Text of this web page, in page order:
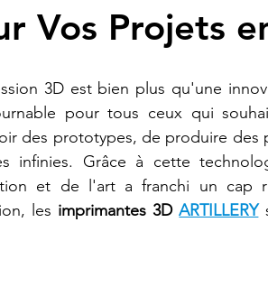
Comment etre visible sur google
K2 plus combo Imprimante 3d prix
i7 Color Combo SNAPMAKER U1
Vos Projets
3D est bien plus qu'une
pour tous ceux qui
des prototypes, de produire des
infinies. Grâce à cette
et de l'art a franchi un cap
les imprimantes 3D ARTILLERY